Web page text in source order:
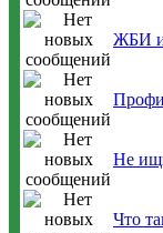
ЖБИ
Не
Что